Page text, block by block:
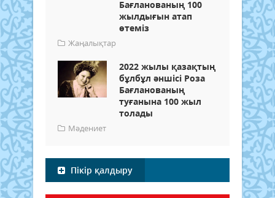
Бағланованың 100
жылдығын атап
өтеміз
Жаңалықтар
2022 жылы қазақтың
бұлбұл әншісі Роза
Бағланованың
туғанына 100 жыл
толады
Мәдениет
Пікір қалдыру